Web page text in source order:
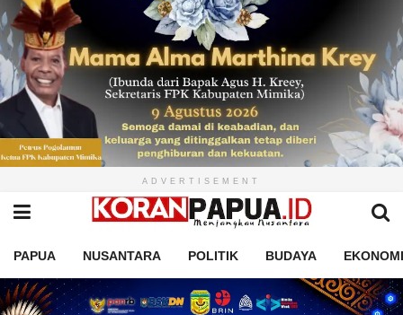
ADVERTISEMENT
PAPUA NUSANTARA POLITIK BUDAYA EKONOMI